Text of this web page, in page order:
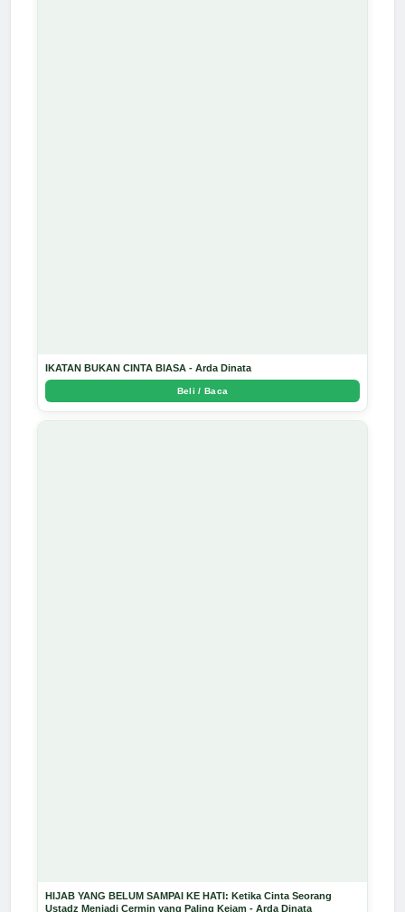
IKATAN BUKAN CINTA BIASA - Arda Dinata
Beli / Baca
HIJAB YANG BELUM SAMPAI KE HATI: Ketika Cinta Seorang
Ustadz Menjadi Cermin yang Paling Kejam - Arda Dinata